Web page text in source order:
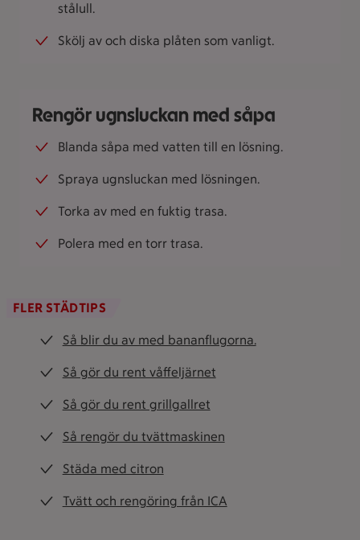
stålull.
Skölj av och diska plåten som vanligt.
Rengör ugnsluckan med såpa
Blanda såpa med vatten till en lösning.
Spraya ugnsluckan med lösningen.
Torka av med en fuktig trasa.
Polera med en torr trasa.
FLER STÄDTIPS
Så blir du av med bananflugorna.
Så gör du rent våffeljärnet
Så gör du rent grillgallret
Så rengör du tvättmaskinen
Städa med citron
Tvätt och rengöring från ICA